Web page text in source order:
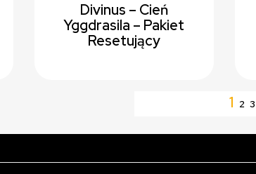
Divinus – Cień
Yggdrasila – Pakiet
Resetujący
1 2 3